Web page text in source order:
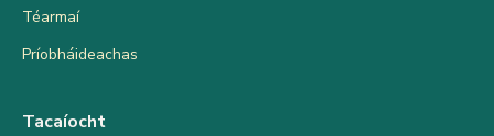
Téarmaí
Príobháideachas
Tacaíocht